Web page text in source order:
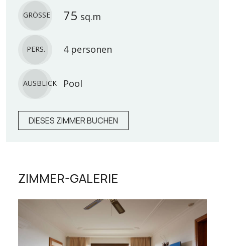
GRÖSSE 75 sq.m
PERS. 4 personen
AUSBLICK Pool
DIESES ZIMMER BUCHEN
ZIMMER-GALERIE